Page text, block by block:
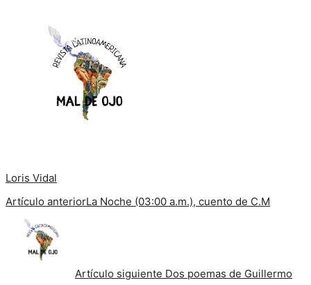
Loris Vidal
Artículo anteriorLa Noche (03:00 a.m.), cuento de C.M
Artículo siguiente Dos poemas de Guillermo